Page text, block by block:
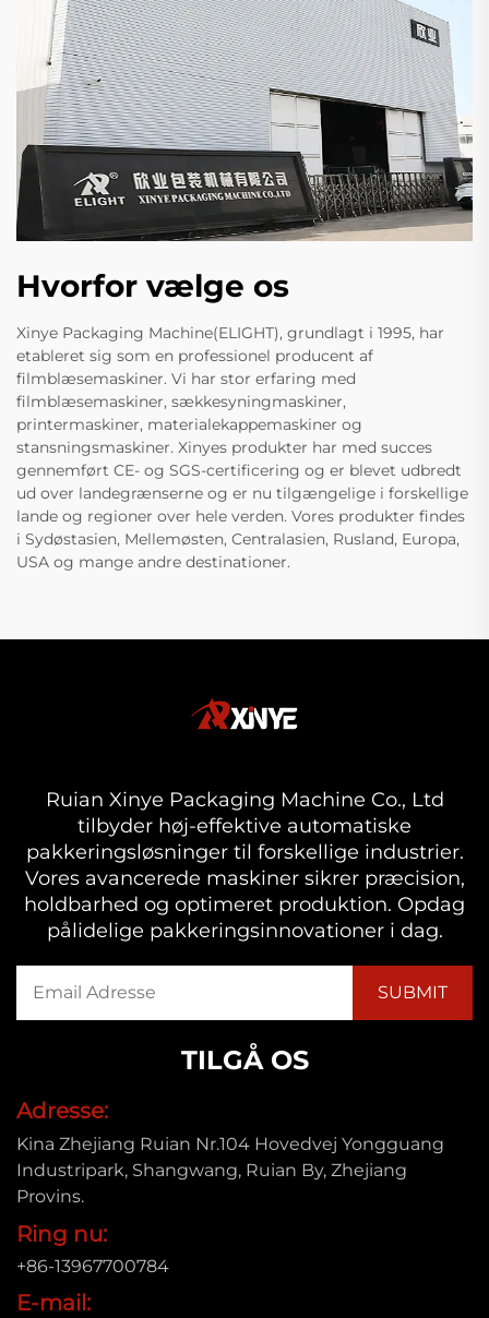
Hvorfor vælge os
Xinye Packaging Machine(ELIGHT), grundlagt i 1995, har
etableret sig som en professionel producent af
filmblæsemaskiner. Vi har stor erfaring med
filmblæsemaskiner, sækkesyningmaskiner,
printermaskiner, materialekappemaskiner og
stansningsmaskiner. Xinyes produkter har med succes
gennemført CE- og SGS-certificering og er blevet udbredt
ud over landegrænserne og er nu tilgængelige i forskellige
lande og regioner over hele verden. Vores produkter findes
i Sydøstasien, Mellemøsten, Centralasien, Rusland, Europa,
USA og mange andre destinationer.
Ruian Xinye Packaging Machine Co., Ltd
tilbyder høj-effektive automatiske
pakkeringsløsninger til forskellige industrier.
Vores avancerede maskiner sikrer præcision,
holdbarhed og optimeret produktion. Opdag
pålidelige pakkeringsinnovationer i dag.
TILGÅ OS
Adresse:
Kina Zhejiang Ruian Nr.104 Hovedvej Yongguang
Industripark, Shangwang, Ruian By, Zhejiang
Provins.
Ring nu:
+86-13967700784
E-mail: